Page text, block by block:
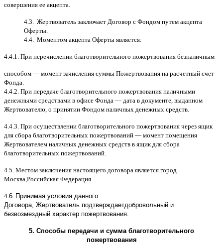
совершения ее акцепта
4.3. Жертвователь заключает Договор c Фондом путем акцепта
Оферты
4.4. Моментом акцепта Оферты является:
4.4.1. При перечислении благотворительного пожертвования безналичным
способом — момент зачисления суммы Пожертвования на расчетный счет
Фонда
4.4.2. При передаче благотворительного пожертвования наличными
денежными средствами в офисе Фонда — дата в документе выданном
Жертвователю o принятии Фондом наличных денежных средств
4.4.3. При осуществлении благотворительного пожертвования через ящик
для сбора благотворительных пожертвований — момент помещения
Жертвователем наличных денежных средств в ящик для сбора
благотворительных пожертвований
4.5. Местом заключения настоящего договора является город
Москва Российская Федерация
4. 6 Принимая условия данного
Договора, Жертвователь подтверждаетдобровольный и
безвозмездный характер пожертвования
5. Способы передачи и сумма благотворительного
пожертвования